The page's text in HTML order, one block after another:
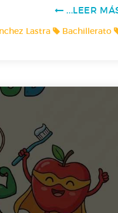
LEER
Lastra Bachillerato